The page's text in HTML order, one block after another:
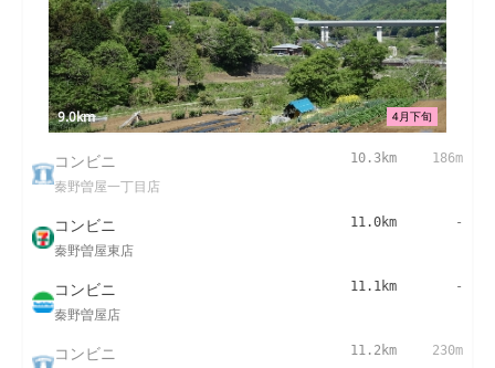
4月下旬
9.0km
コンビニ
秦野曽屋一丁目店
10.3km 186m
コンビニ
秦野曽屋東店
11.0km -
コンビニ
秦野曽屋店
11.1km -
コンビニ 11.2km 230m